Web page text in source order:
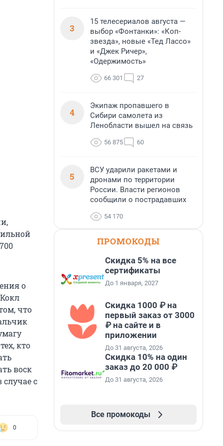
о
что
кто
воск
с
0
3
15 телесериалов августа —
выбор «Фонтанки»: «Коп-
звезда», новые «Тед Лассо»
и «Джек Ричер»,
«Одержимость»
66 301 27
4
Экипаж пропавшего в
Сибири самолета из
Ленобласти вышел на связь
56 875 60
5
ВСУ ударили ракетами и
дронами по территории
России. Власти регионов
сообщили о пострадавших
54 170
ПРОМОКОДЫ
Скидка 5% на все
сертификаты
До 1 января, 2027
Скидка 1000 ₽ на
первый заказ от 3000
₽ на сайте и в
приложении
До 31 августа, 2026
Скидка 10% на один
заказ до 20 000 ₽
До 31 августа, 2026
Все промокоды